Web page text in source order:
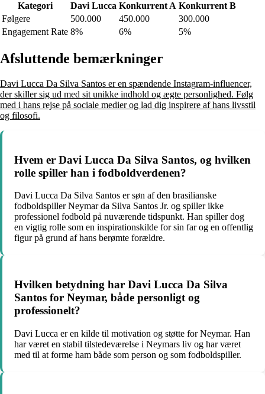
Kategori Davi Lucca Konkurrent A Konkurrent B
Følgere
500.000 450.000
300.000
Engagement Rate 8% 6% 5%
Afsluttende bemærkninger
Davi Lucca Da Silva Santos er en spændende Instagram-influencer,
der skiller sig ud med sit unikke indhold og ægte personlighed. Følg
med i hans rejse på sociale medier og lad dig inspirere af hans livsstil
og filosofi.
Hvem er Davi Lucca Da Silva Santos, og hvilken
rolle spiller han i fodboldverdenen?
Davi Lucca Da Silva Santos er søn af den brasilianske
fodboldspiller Neymar da Silva Santos Jr. og spiller ikke
professionel fodbold på nuværende tidspunkt. Han spiller dog
en vigtig rolle som en inspirationskilde for sin far og en offentlig
figur på grund af hans berømte forældre.
Hvilken betydning har Davi Lucca Da Silva
Santos for Neymar, både personligt og
professionelt?
Davi Lucca er en kilde til motivation og støtte for Neymar. Han
har været en stabil tilstedeværelse i Neymars liv og har været
med til at forme ham både som person og som fodboldspiller.